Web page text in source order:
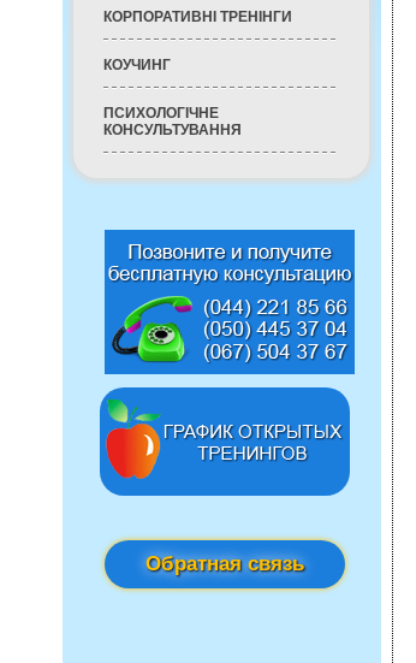
КОРПОРАТИВНІ ТРЕНІНГИ
КОУЧИНГ
ПСИХОЛОГІЧНЕ
КОНСУЛЬТУВАННЯ
Обратная связь